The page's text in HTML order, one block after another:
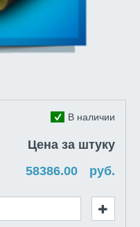
В наличии
Цена за штуку
руб.